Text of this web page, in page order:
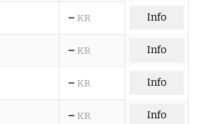
– KR Info
– KR Info
– KR Info
– KR Info